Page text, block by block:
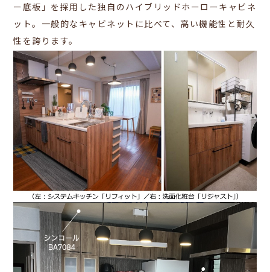
ー底板」を採用した独自のハイブリッドホーローキャビネ
ット。一般的なキャビネットに比べて、高い機能性と耐久
性を誇ります。